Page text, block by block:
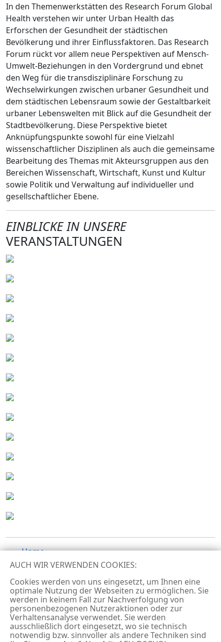
In den Themenwerkstätten des Research Forum Global
Health verstehen wir unter Urban Health das
Erforschen der Gesundheit der städtischen
Bevölkerung und ihrer Einflussfaktoren. Das Research
Forum rückt vor allem neue Perspektiven auf Mensch-
Umwelt-Beziehungen in den Vordergrund und ebnet
den Weg für die transdisziplinäre Forschung zu
Wechselwirkungen zwischen urbaner Gesundheit und
dem städtischen Lebensraum sowie der Gestaltbarkeit
urbaner Lebenswelten mit Blick auf die Gesundheit der
Stadtbevölkerung. Diese Perspektive bietet
Anknüpfungspunkte sowohl für eine Vielzahl
wissenschaftlicher Disziplinen als auch die gemeinsame
Bearbeitung des Themas mit Akteursgruppen aus den
Bereichen Wissenschaft, Wirtschaft, Kunst und Kultur
sowie Politik und Verwaltung auf individueller und
gesellschaftlicher Ebene.
EINBLICKE IN UNSERE
VERANSTALTUNGEN
Home
Über uns
Kontakt
© BERLIN UNIVERSITY ALLIANCE
Impressum
Datenschutz
AUCH WIR VERWENDEN COOKIES:
Cookies werden von uns eingesetzt, um Ihnen eine
optimale Nutzung der Webseiten zu ermöglichen. Sie
werden in keinem Fall zur Nachverfolgung von
personenbezogenen Nutzeraktionen oder zur
Verhaltensanalyse verwendet. Sie werden
ausschließlich dort eingesetzt, wo sie technisch
notwendig bzw. sinnvoller als andere Techniken sind